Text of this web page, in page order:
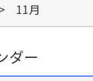
11月
ダー